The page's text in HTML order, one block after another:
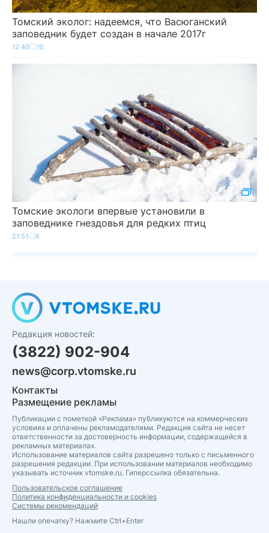
Томский эколог: надеемся, что Васюганский
заповедник будет создан в начале 2017г
12:40 10
Томские экологи впервые установили в
заповеднике гнездовья для редких птиц
21:51 6
Редакция новостей:
(3822) 902-904
news@corp.vtomske.ru
Контакты
Размещение рекламы
Публикации с пометкой «Реклама» публикуются на коммерческих
условиях и оплачены рекламодателями. Редакция сайта не несет
ответственности за достоверность информации, содержащейся в
рекламных материалах.
Использование материалов сайта разрешено только с письменного
разрешения редакции. При использовании материалов необходимо
указывать источник vtomske.ru. Гиперссылка обязательна.
Пользовательское соглашение
Политика конфиденциальности и cookies
Системы рекомендаций
Нашли опечатку? Нажмите Ctrl+Enter